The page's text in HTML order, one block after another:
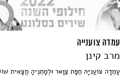
עמדה צוענייה
מרב קינן
עָמְדָה צוֹעֲנִיָּהּ חַפָּת צַוָּאר וּלְמָתְנֶיהָ חֲצָאִית